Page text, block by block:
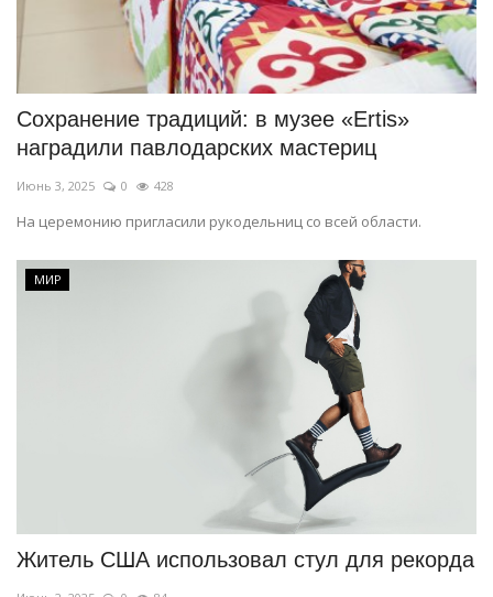
Сохранение традиций: в музее «Ertis»
наградили павлодарских мастериц
Июнь 3, 2025 0 428
На церемонию пригласили рукодельниц со всей области.
МИР
Житель США использовал стул для рекорда